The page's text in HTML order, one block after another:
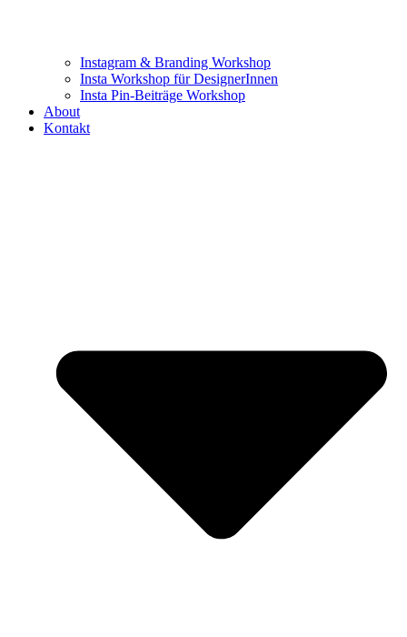
Instagram & Branding Workshop
Insta Workshop für DesignerInnen
Insta Pin-Beiträge Workshop
About
Kontakt